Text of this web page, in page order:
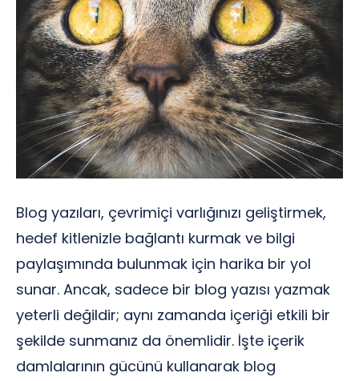
Blog yazıları, çevrimiçi varlığınızı geliştirmek,
hedef kitlenizle bağlantı kurmak ve bilgi
paylaşımında bulunmak için harika bir yol
sunar. Ancak, sadece bir blog yazısı yazmak
yeterli değildir; aynı zamanda içeriği etkili bir
şekilde sunmanız da önemlidir. İşte içerik
damlalarının gücünü kullanarak blog